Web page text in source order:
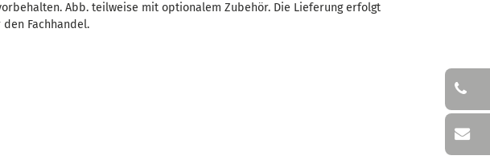
Abb. teilweise mit optionalem Zubehör. Die Lieferung erfolgt
Fachhandel.